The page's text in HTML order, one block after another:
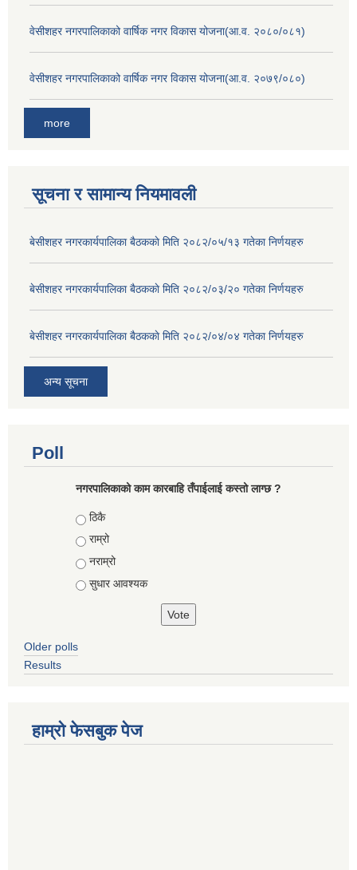
वेसीशहर नगरपालिकाको वार्षिक नगर विकास योजना(आ.व. २०८०/०८१)
वेसीशहर नगरपालिकाको वार्षिक नगर विकास योजना(आ.व. २०७९/०८०)
more
सूचना र सामान्य नियमावली
बे‍‍सीशहर नगरकार्यपालिका बैठककाे मिति २०८२/०५/१३ गतेका निर्णयहरु
बे‍‍सीशहर नगरकार्यपालिका बैठककाे मिति २०८२/०३/२० गतेका निर्णयहरु
बे‍‍सीशहर नगरकार्यपालिका बैठककाे मिति २०८२/०४/०४ गतेका निर्णयहरु
अन्य सूचना
Poll
नगरपालिकाको काम कारबाहि तँपाईलाई कस्तो लाग्छ ?
Choices
ठिकै
राम्रो
नराम्रो
सुधार आवश्यक
Older polls
Results
हाम्रो फेसबुक पेज